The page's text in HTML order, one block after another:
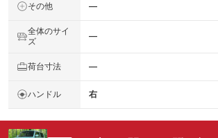
その他 ―
全体のサイ
ズ
―
荷台寸法 ―
ハンドル 右